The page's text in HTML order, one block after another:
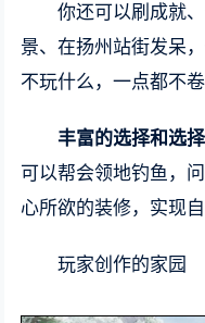
你还可以刷成就
景、在扬州站街发呆
不玩什么，一点都不卷
丰富的选择和选
可以帮会领地钓鱼，
心所欲的装修，实现
玩家创作的家园